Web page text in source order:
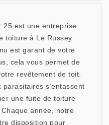
25 est une entreprise
toiture à Le Russey
est garant de votre
cela vous permet de
revêtement de toit.
s’entassent
une fuite de toiture
année, notre
disposition pour